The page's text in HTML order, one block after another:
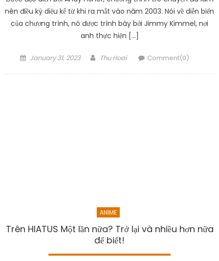
nên điều kỳ diệu kể từ khi ra mắt vào năm 2003. Nói về diễn biến
của chương trình, nó được trình bày bởi Jimmy Kimmel, nơi
anh thực hiện […]
Posted
January 31, 2023 Author
Thu Hoai Comment(0)
ANIME
Trên HIATUS Một lần nữa? Trở lại và nhiều hơn nữa
để biết!